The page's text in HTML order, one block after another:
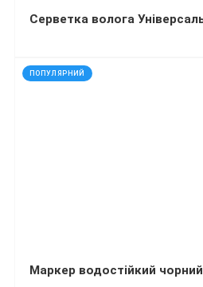
ПОПУЛЯРНИЙ
код: 927486
Маркер водостійкий чорний